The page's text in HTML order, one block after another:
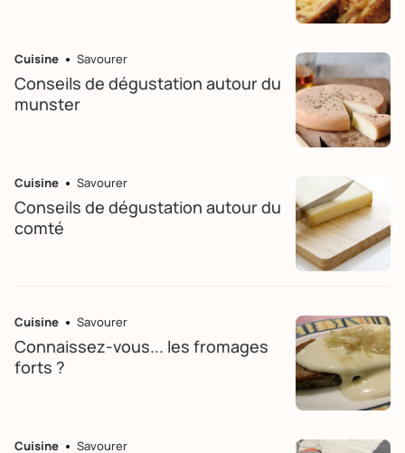
Cuisine Savourer
Conseils de dégustation autour du
munster
Cuisine Savourer
Conseils de dégustation autour du
comté
Cuisine Savourer
Connaissez-vous... les fromages
forts ?
Cuisine Savourer